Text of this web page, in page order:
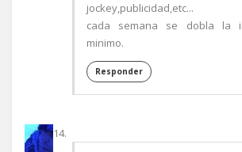
jockey,publicidad,etc...
cada semana se dobla la
minimo.
Responder